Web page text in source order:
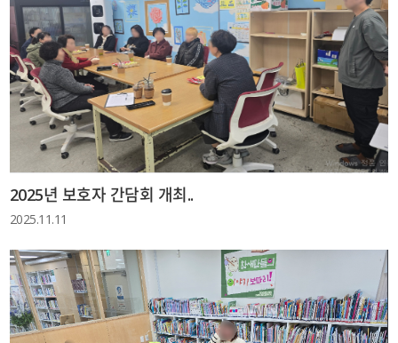
2025년 보호자 간담회 개최..
2025.11.11